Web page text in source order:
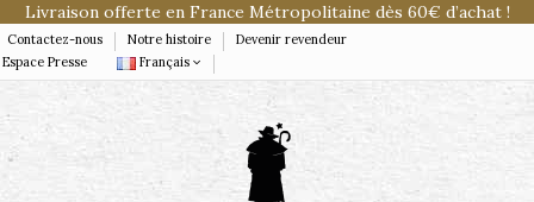
Livraison offerte en France Métropolitaine dès 60€ d’achat !
Contactez-nous Notre histoire
Devenir revendeur
Espace Presse
Français